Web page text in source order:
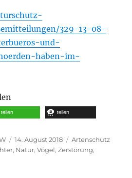
329-13-08-
und-
haben-im-
teilen teilen
Veröffentlicht
am
14. August 2018 Kategorien
Artenschutz
, Natur,Vögel,Zerstörung,